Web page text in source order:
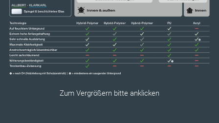
Zum Vergrößern bitte anklicken